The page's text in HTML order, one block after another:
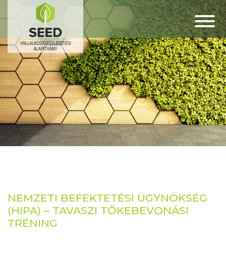
NEMZETI BEFEKTETÉSI ÜGYNÖKSÉG
(HIPA) – TAVASZI TŐKEBEVONÁSI
TRÉNING